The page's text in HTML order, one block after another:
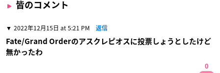
皆のコメント
2022年12月15日 at 5:21 PM 返信
Fate/Grand Orderのアスクレピオスに投票しょうとしたけど
無かったわ
0